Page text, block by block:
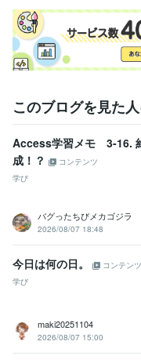
宅地建物取引士（旧 宅地
美容師・管理美容師 取
歯科技工士 取得年 :
調理師 取得年 : 1993年
第二種電気工事士 取得年
ビジネス・クリエイテ
Google スプレッドシート
占い
語学力
英語 日常会話レベル
このブログを見た
Access学習メモ 3-16.
成！？
コンテンツ
学び
バグったちびメカゴジラ
2026/08/07 18:48
今日は何の日。
コンテンツ
学び
maki20251104
2026/08/07 15:00